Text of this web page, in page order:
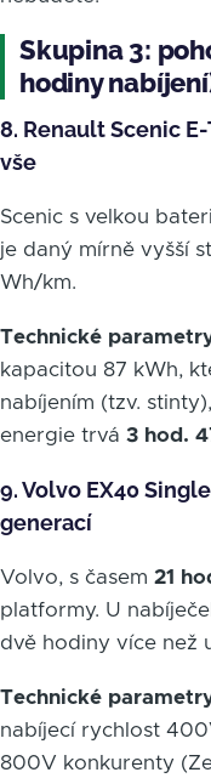
Skupina 3:
hodiny
8. Renault Scenic
vše
Scenic s velkou
je daný mírně vyšší
Wh/km.
Technické
kapacitou 87 kWh,
nabíjením (tzv.
energie trvá 3 hod.
9. Volvo EX40
generací
Volvo, s časem 21
platformy. U
dvě hodiny více než
Technické
nabíjecí rychlost
800V konkurenty